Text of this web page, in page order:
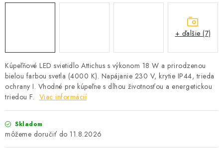
Reklamácie a formulár na odstúpenie od zmluvy
Obchodné podmienky
Podmienky ochrany osobných údajov
O nás - MEGALED & JANTON Zákamenné
Zľavy pre profíkov
Hodnotenie obchodu Moja objednávka
Kúpeľňové LED svietidlo Attichus s výkonom 18 W a prirodzenou
bielou farbou svetla (4000 K). Napájanie 230 V, krytie IP44, trieda
ochrany I. Vhodné pre kúpeľne s dlhou životnosťou a energetickou
triedou F. Viac informácií
Skladom
11.8.2026
+ ďalšie (7)